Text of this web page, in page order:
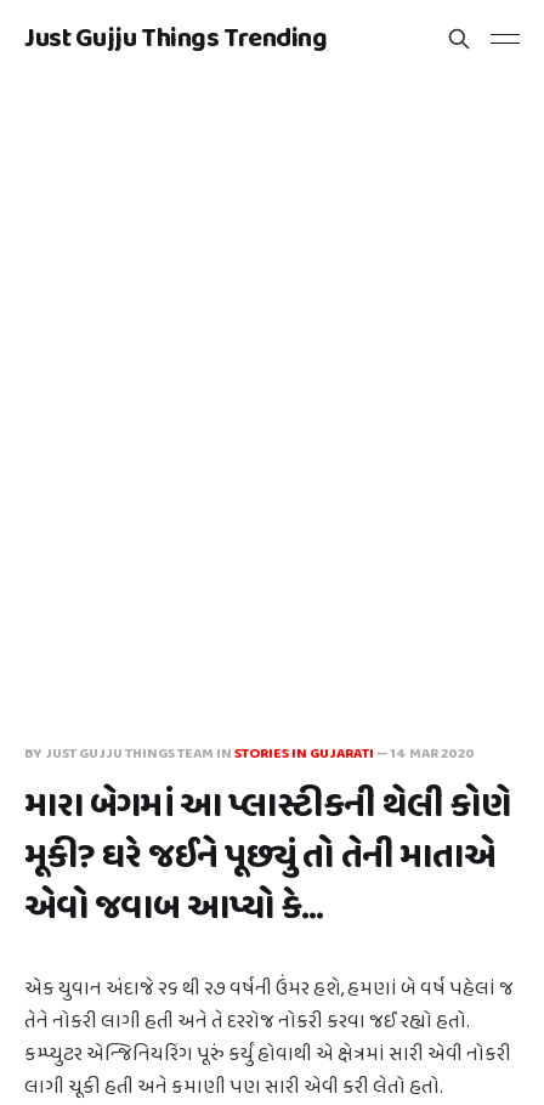
Just Gujju Things Trending
BY JUST GUJJU THINGS TEAM INSTORIES IN GUJARATI—14 MAR 2020
મારા બેગમાં આ પ્લાસ્ટીકની થેલી કોણે
મૂકી? ઘરે જઈને પૂછ્યું તો તેની માતાએ
એવો જવાબ આપ્યો કે...
એક યુવાન અંદાજે ૨૬ થી ૨૭ વર્ષની ઉંમર હશે, હમણાં બે વર્ષ પહેલાં જ
તેને નોકરી લાગી હતી અને તે દરરોજ નોકરી કરવા જઈ રહ્યો હતો.
કમ્પ્યુટર એન્જિનિયરિંગ પૂરું કર્યું હોવાથી એ ક્ષેત્રમાં સારી એવી નોકરી
લાગી ચૂકી હતી અને કમાણી પણ સારી એવી કરી લેતો હતો.